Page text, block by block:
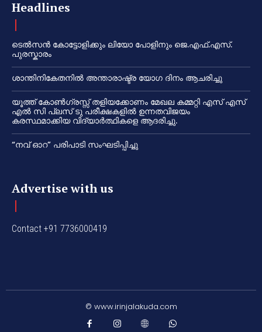
Headlines
ടെൽസൻ കോട്ടോളിക്കും ലിയോ പോളിനും ജെ.എഫ്.എസ്.
പുരസ്കാരം
ശാന്തിനികേതനിൽ അന്താരാഷ്ട്ര യോഗ ദിനം ആചരിച്ചു
യൂത്ത് കോൺഗ്രസ്സ് തളിയക്കോണം മേഖല കമ്മറ്റി എസ് എസ്
എൽ സി പ്ലസ് ടു പരീക്ഷകളിൽ ഉന്നതവിജയം
കരസ്ഥമാക്കിയ വിദ്യാർത്ഥികളെ ആദരിച്ചു.
“നവ് ഓറ” പരിപാടി സംഘടിപ്പിച്ചു
Advertise with us
Contact +91 7736000419
© www.irinjalakuda.com